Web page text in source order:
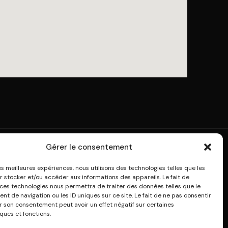
Gérer le consentement
meilleures expériences, nous utilisons des technologies telles que les
stocker et/ou accéder aux informations des appareils. Le fait de
technologies nous permettra de traiter des données telles que le
de navigation ou les ID uniques sur ce site. Le fait de ne pas consentir
son consentement peut avoir un effet négatif sur certaines
et fonctions.
Qui sommes-nous ?
Connexion
Créer un compte